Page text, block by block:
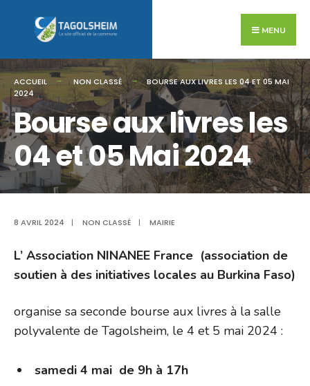
MENU
ACCUEIL NON CLASSÉ
BOURSE AUX LIVRES LES 04 ET 05 MAI
2024
Bourse aux livres les
04 et 05 Mai 2024
8 AVRIL 2024 | NON CLASSÉ | MAIRIE
L’ Association NINANEE France (association de
soutien à des initiatives locales au Burkina Faso)
organise sa seconde bourse aux livres à la salle
polyvalente de Tagolsheim, le 4 et 5 mai 2024 :
samedi 4 mai de 9h à 17h
for: